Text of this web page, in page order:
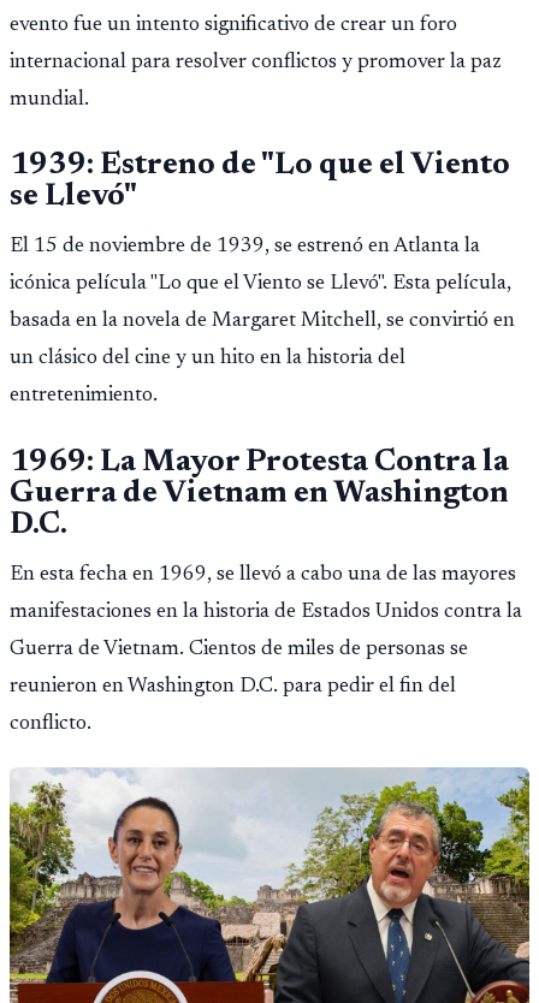
evento fue un intento significativo de crear un foro
internacional para resolver conflictos y promover la paz
mundial.
1939: Estreno de "Lo que el Viento
se Llevó"
El 15 de noviembre de 1939, se estrenó en Atlanta la
icónica película "Lo que el Viento se Llevó". Esta película,
basada en la novela de Margaret Mitchell, se convirtió en
un clásico del cine y un hito en la historia del
entretenimiento.
1969: La Mayor Protesta Contra la
Guerra de Vietnam en Washington
D.C.
En esta fecha en 1969, se llevó a cabo una de las mayores
manifestaciones en la historia de Estados Unidos contra la
Guerra de Vietnam. Cientos de miles de personas se
reunieron en Washington D.C. para pedir el fin del
conflicto.